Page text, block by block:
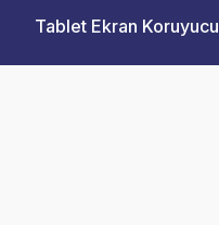
Tablet Ekran Koruyucu